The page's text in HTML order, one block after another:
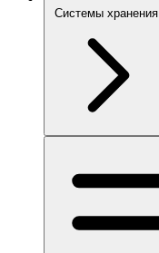
Системы хранения